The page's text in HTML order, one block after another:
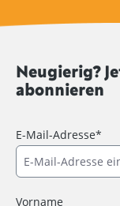
Neugierig?
abonnieren
E-Mail-Adresse*
Vorname